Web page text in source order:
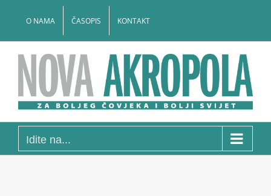
O NAMA ČASOPIS KONTAKT
Idite na...